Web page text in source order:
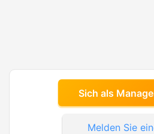
Sich als
Melden Sie